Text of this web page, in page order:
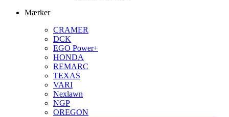
Mærker
CRAMER
DCK
EGO Power+
HONDA
REMARC
TEXAS
VARI
Nexlawn
NGP
OREGON